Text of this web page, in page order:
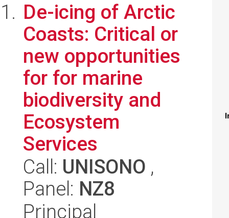
De-icing of Arctic
Coasts: Critical or
new opportunities
for for marine
biodiversity and
Ecosystem
Services
Call: UNISONO ,
Panel: NZ8
Principal